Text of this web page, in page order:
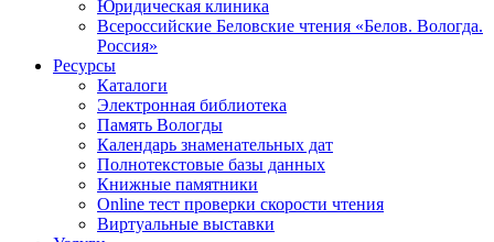
Юридическая клиника
Всероссийские Беловские чтения «Белов. Вологда.
Россия»
Ресурсы
Каталоги
Электронная библиотека
Память Вологды
Календарь знаменательных дат
Полнотекстовые базы данных
Книжные памятники
Online тест проверки скорости чтения
Виртуальные выставки